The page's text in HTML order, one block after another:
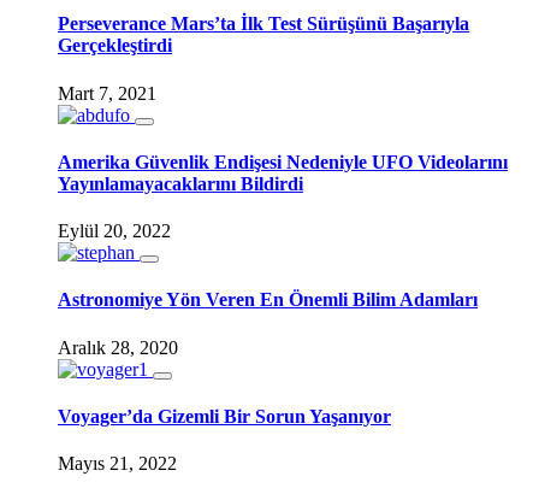
Perseverance Mars’ta İlk Test Sürüşünü Başarıyla
Gerçekleştirdi
Mart 7, 2021
Amerika Güvenlik Endişesi Nedeniyle UFO Videolarını
Yayınlamayacaklarını Bildirdi
Eylül 20, 2022
Astronomiye Yön Veren En Önemli Bilim Adamları
Aralık 28, 2020
Voyager’da Gizemli Bir Sorun Yaşanıyor
Mayıs 21, 2022